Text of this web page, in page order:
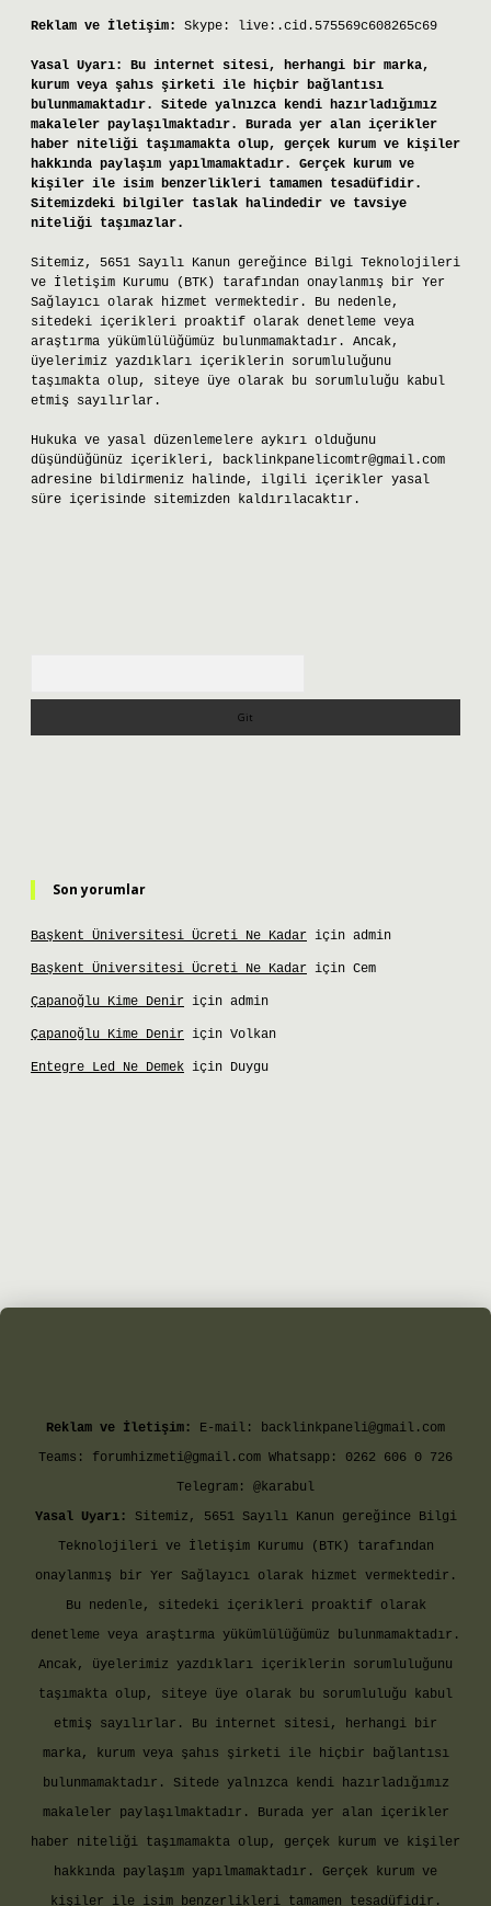
Reklam ve İletişim: Skype: live:.cid.575569c608265c69
Yasal Uyarı:
Bu internet sitesi, herhangi bir marka,
kurum veya şahıs şirketi ile hiçbir bağlantısı
bulunmamaktadır. Sitede yalnızca kendi hazırladığımız
makaleler paylaşılmaktadır. Burada yer alan içerikler
haber niteliği taşımamakta olup, gerçek kurum ve kişiler
hakkında paylaşım yapılmamaktadır. Gerçek kurum ve
kişiler ile isim benzerlikleri tamamen tesadüfidir.
Sitemizdeki bilgiler taslak halindedir ve tavsiye
niteliği taşımazlar.
Sitemiz, 5651 Sayılı Kanun gereğince Bilgi Teknolojileri
ve İletişim Kurumu (BTK) tarafından onaylanmış bir Yer
Sağlayıcı olarak hizmet vermektedir. Bu nedenle,
sitedeki içerikleri proaktif olarak denetleme veya
araştırma yükümlülüğümüz bulunmamaktadır. Ancak,
üyelerimiz yazdıkları içeriklerin sorumluluğunu
taşımakta olup, siteye üye olarak bu sorumluluğu kabul
etmiş sayılırlar.
Hukuka ve yasal düzenlemelere aykırı olduğunu
düşündüğünüz içerikleri, backlinkpanelicomtr@gmail.com
adresine bildirmeniz halinde, ilgili içerikler yasal
süre içerisinde sitemizden kaldırılacaktır.
Son yorumlar
Başkent Üniversitesi Ücreti Ne Kadar için admin
Başkent Üniversitesi Ücreti Ne Kadar için Cem
Çapanoğlu Kime Denir için admin
Çapanoğlu Kime Denir için Volkan
Entegre Led Ne Demek için Duygu
Reklam ve İletişim: E-mail: backlinkpaneli@gmail.com
Teams: forumhizmeti@gmail.com Whatsapp: 0262 606 0 726
Telegram: @karabul
Yasal Uyarı:
Sitemiz, 5651 Sayılı Kanun gereğince Bilgi
Teknolojileri ve İletişim Kurumu (BTK) tarafından
onaylanmış bir Yer Sağlayıcı olarak hizmet vermektedir.
Bu nedenle, sitedeki içerikleri proaktif olarak
denetleme veya araştırma yükümlülüğümüz bulunmamaktadır.
Ancak, üyelerimiz yazdıkları içeriklerin sorumluluğunu
taşımakta olup, siteye üye olarak bu sorumluluğu kabul
etmiş sayılırlar. Bu internet sitesi, herhangi bir
marka, kurum veya şahıs şirketi ile hiçbir bağlantısı
bulunmamaktadır. Sitede yalnızca kendi hazırladığımız
makaleler paylaşılmaktadır. Burada yer alan içerikler
haber niteliği taşımamakta olup, gerçek kurum ve kişiler
hakkında paylaşım yapılmamaktadır. Gerçek kurum ve
kişiler ile isim benzerlikleri tamamen tesadüfidir.